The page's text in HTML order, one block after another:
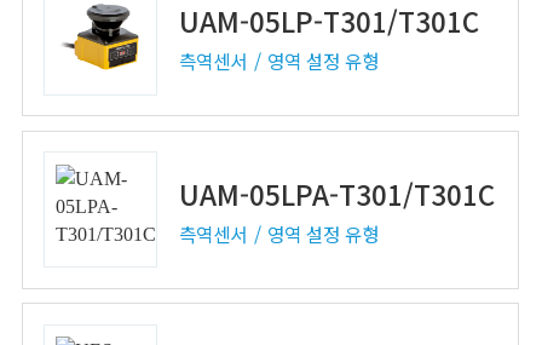
UAM-05LP-T301/T301C
측역센서 영역 설정 유형
UAM-05LPA-T301/T301C
측역센서 영역 설정 유형